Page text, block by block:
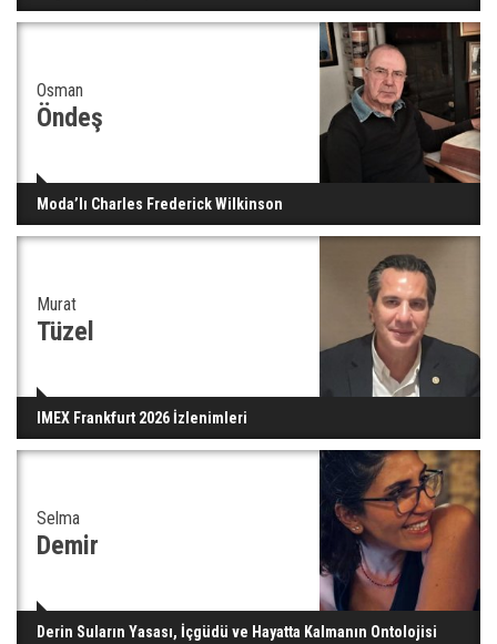
Osman
Öndeş
Moda’lı Charles Frederick Wilkinson
Murat
Tüzel
IMEX Frankfurt 2026 İzlenimleri
Selma
Demir
Derin Suların Yasası, İçgüdü ve Hayatta Kalmanın Ontolojisi